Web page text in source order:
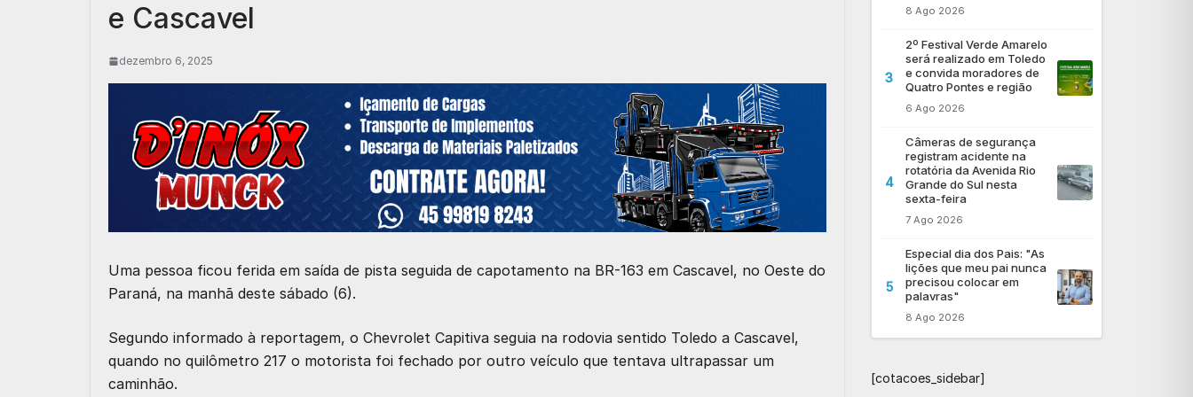
e Cascavel
dezembro 6, 2025
Uma pessoa ficou ferida em saída de pista seguida de capotamento na BR-163 em Cascavel, no Oeste do
Paraná, na manhã deste sábado (6).
Segundo informado à reportagem, o Chevrolet Capitiva seguia na rodovia sentido Toledo a Cascavel,
quando no quilômetro 217 o motorista foi fechado por outro veículo que tentava ultrapassar um
caminhão.
8 Ago 2026
3
2º Festival Verde Amarelo
será realizado em Toledo
e convida moradores de
Quatro Pontes e região
6 Ago 2026
4
Câmeras de segurança
registram acidente na
rotatória da Avenida Rio
Grande do Sul nesta
sexta-feira
7 Ago 2026
5
Especial dia dos Pais: "As
lições que meu pai nunca
precisou colocar em
palavras"
8 Ago 2026
[cotacoes_sidebar]